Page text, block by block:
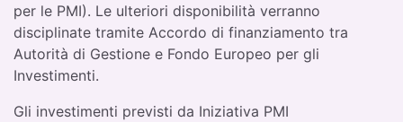
per le PMI). Le ulteriori disponibilità verranno
disciplinate tramite Accordo di finanziamento tra
Autorità di Gestione e Fondo Europeo per gli
Investimenti.
Gli investimenti previsti da Iniziativa PMI